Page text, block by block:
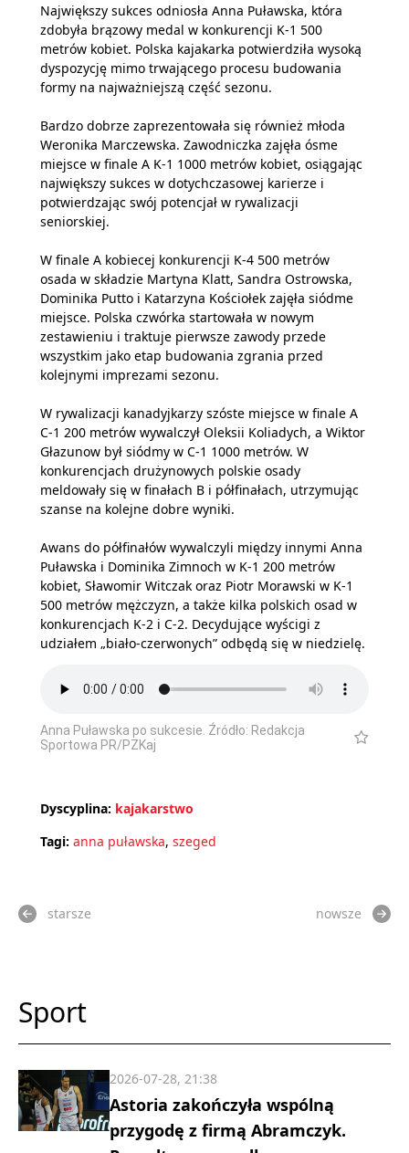
Największy sukces odniosła Anna Puławska, która
zdobyła brązowy medal w konkurencji K-1 500
metrów kobiet. Polska kajakarka potwierdziła wysoką
dyspozycję mimo trwającego procesu budowania
formy na najważniejszą część sezonu.
Bardzo dobrze zaprezentowała się również młoda
Weronika Marczewska. Zawodniczka zajęła ósme
miejsce w finale A K-1 1000 metrów kobiet, osiągając
największy sukces w dotychczasowej karierze i
potwierdzając swój potencjał w rywalizacji
seniorskiej.
W finale A kobiecej konkurencji K-4 500 metrów
osada w składzie Martyna Klatt, Sandra Ostrowska,
Dominika Putto i Katarzyna Kościołek zajęła siódme
miejsce. Polska czwórka startowała w nowym
zestawieniu i traktuje pierwsze zawody przede
wszystkim jako etap budowania zgrania przed
kolejnymi imprezami sezonu.
W rywalizacji kanadyjkarzy szóste miejsce w finale A
C-1 200 metrów wywalczył Oleksii Koliadych, a Wiktor
Głazunow był siódmy w C-1 1000 metrów. W
konkurencjach drużynowych polskie osady
meldowały się w finałach B i półfinałach, utrzymując
szanse na kolejne dobre wyniki.
Awans do półfinałów wywalczyli między innymi Anna
Puławska i Dominika Zimnoch w K-1 200 metrów
kobiet, Sławomir Witczak oraz Piotr Morawski w K-1
500 metrów mężczyzn, a także kilka polskich osad w
konkurencjach K-2 i C-2. Decydujące wyścigi z
udziałem „biało-czerwonych” odbędą się w niedzielę.
Anna Puławska po sukcesie. Źródło: Redakcja
Sportowa PR/PZKaj
Dyscyplina: kajakarstwo
Tagi: anna puławska, szeged
starsze nowsze
Sport
Astoria zakończyła wspólną
przygodę z firmą Abramczyk.
2026-07-28, 21:38